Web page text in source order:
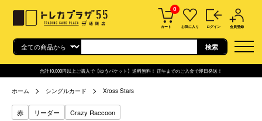
0
カート お気に入り ログイン 会員登録
合計10,000円以上ご購入で【ゆうパケット】送料無料！ 正午までのご入金で即日発送！
ホーム シングルカード Xross Stars
赤 リーダー Crazy Raccoon